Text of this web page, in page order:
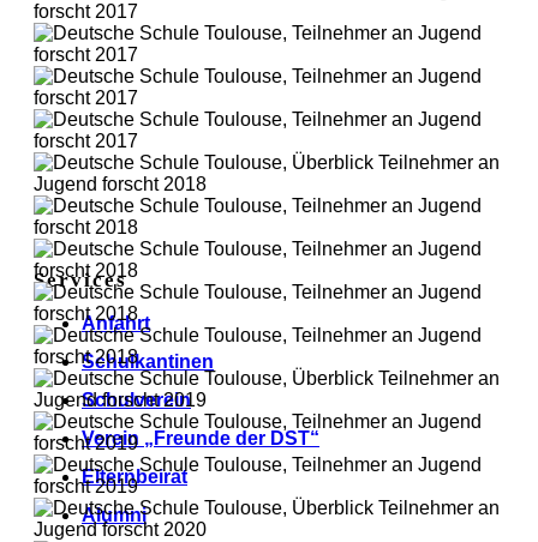
Services
Anfahrt
Schulkantinen
Schulverein
Verein „Freunde der DST“
Elternbeirat
Alumni